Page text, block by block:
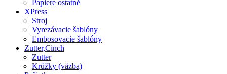
Papiere ostatné
XPress
Stroj
Vyrezávacie šablóny
Embosovacie šablóny
Zutter,Cinch
Zutter
Krúžky (väzba)